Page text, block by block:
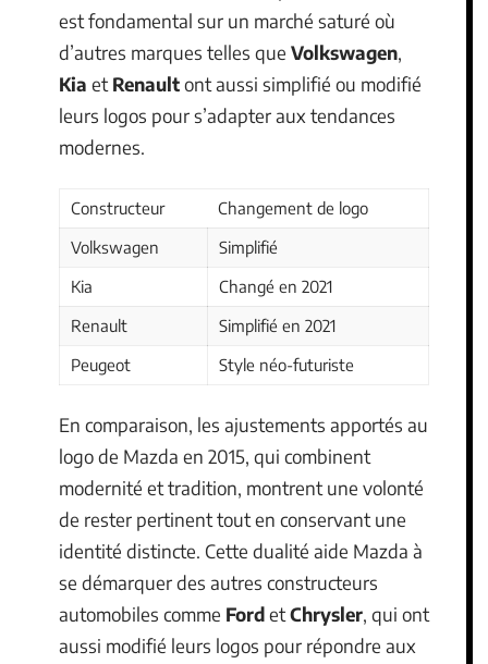
est fondamental sur un marché saturé où
d’autres marques telles que Volkswagen,
Kia et Renaultont aussi simplifié ou modifié
leurs logos pour s’adapter aux tendances
modernes.
Constructeur
Changement de logo
Volkswagen
Simplifié
Kia
Changé en 2021
Renault
Simplifié en 2021
Peugeot
Style néo-futuriste
En comparaison, les ajustements apportés au
logo de Mazda en 2015, qui combinent
modernité et tradition, montrent une volonté
de rester pertinent tout en conservant une
identité distincte. Cette dualité aide Mazda à
se démarquer des autres constructeurs
automobiles comme FordetChrysler, qui ont
aussi modifié leurs logos pour répondre aux